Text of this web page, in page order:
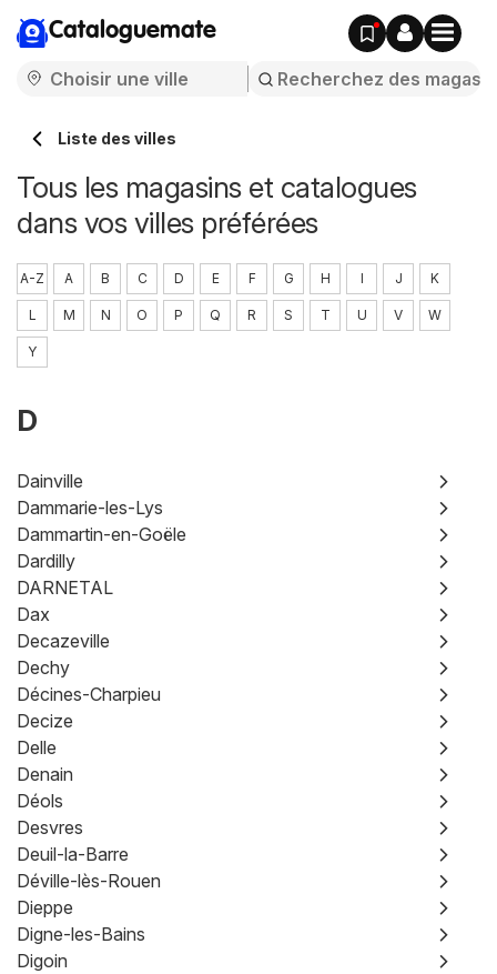
Cataloguemate
Liste des villes
Tous les magasins et catalogues
dans vos villes préférées
A-Z A B C D E F G H I J K
L M N O P Q R S T U V W
Y
D
Dainville
Dammarie-les-Lys
Dammartin-en-Goële
Dardilly
DARNETAL
Dax
Decazeville
Dechy
Décines-Charpieu
Decize
Delle
Denain
Déols
Desvres
Deuil-la-Barre
Déville-lès-Rouen
Dieppe
Digne-les-Bains
Digoin